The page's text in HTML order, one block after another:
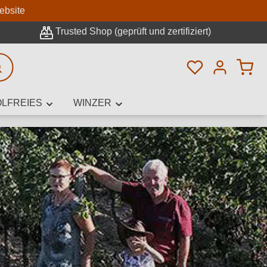
Trusted Shop (geprüft und zertifiziert)
Du hast 0
WINZER
Suche